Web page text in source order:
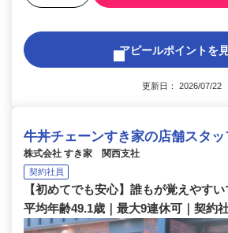
アピールポイントを
更新日： 2026/07/22
牛丼チェーンすき家の店舗スタ
株式会社 すき家 関西支社
契約社員
【初めてでも安心】誰もが覚えやすい
平均年齢49.1歳｜最大9連休可｜契約